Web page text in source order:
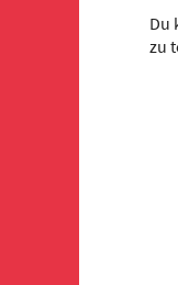
Du
zu